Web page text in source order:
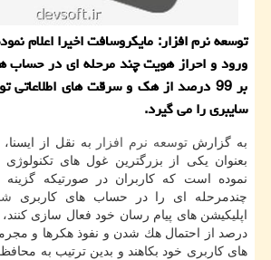
توسعه نرم افزار: مایكروسافت اخیرا اعلام
ورود و احراز هویت چند مرحله ای در حساب
بر 99 درصد از هك و سرقت های
سایبری را می گیرد.
به گزارشتوسعه نرم افزار به نقل از ایسنا،
بعنوان یكی از بزرگترین غول های تكنولوژی
نموده است كه كاربران در صورتیكه
چندمرحله ای را در حساب های كاربری
درصد از احتمال هك شدن و نفوذ هكرها و
های كاربری خود بكاهند و بدین ترتیب به